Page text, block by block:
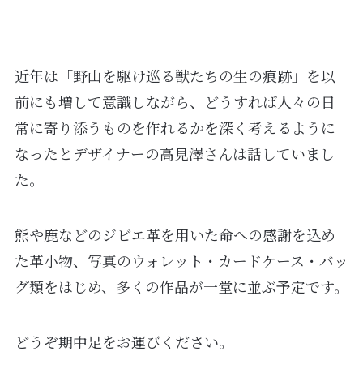
近年は「野山を駆け巡る獣たちの生の痕跡」を以
前にも増して意識しながら、どうすれば人々の日
常に寄り添うものを作れるかを深く考えるように
なったとデザイナーの高見澤さんは話していまし
た。
熊や鹿などのジビエ革を用いた命への感謝を込め
た革小物、写真のウォレット・カードケース・バッ
グ類をはじめ、多くの作品が一堂に並ぶ予定です。
どうぞ期中足をお運びください。